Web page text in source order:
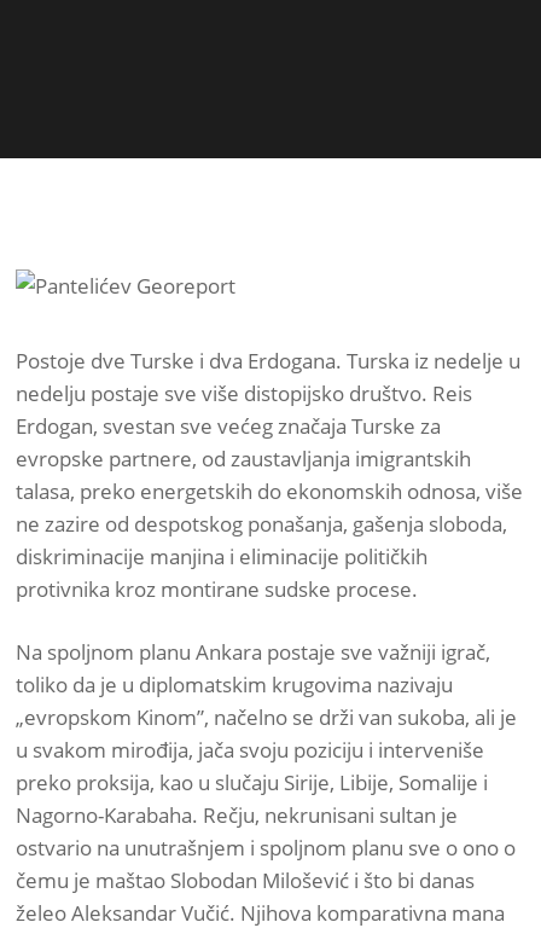
Postoje dve Turske i dva Erdogana. Turska iz nedelje u
nedelju postaje sve više distopijsko društvo. Reis
Erdogan, svestan sve većeg značaja Turske za
evropske partnere, od zaustavljanja imigrantskih
talasa, preko energetskih do ekonomskih odnosa, više
ne zazire od despotskog ponašanja, gašenja sloboda,
diskriminacije manjina i eliminacije političkih
protivnika kroz montirane sudske procese.
Na spoljnom planu Ankara postaje sve važniji igrač,
toliko da je u diplomatskim krugovima nazivaju
„evropskom Kinom”, načelno se drži van sukoba, ali je
u svakom mirođija, jača svoju poziciju i interveniše
preko proksija, kao u slučaju Sirije, Libije, Somalije i
Nagorno-Karabaha. Rečju, nekrunisani sultan je
ostvario na unutrašnjem i spoljnom planu sve o ono o
čemu je maštao Slobodan Milošević i što bi danas
želeo Aleksandar Vučić. Njihova komparativna mana